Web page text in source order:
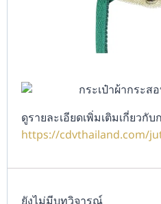
ดูรายละเอียดเพิ่มเติมเกี่ยวกั
https://cdvthailand.com/